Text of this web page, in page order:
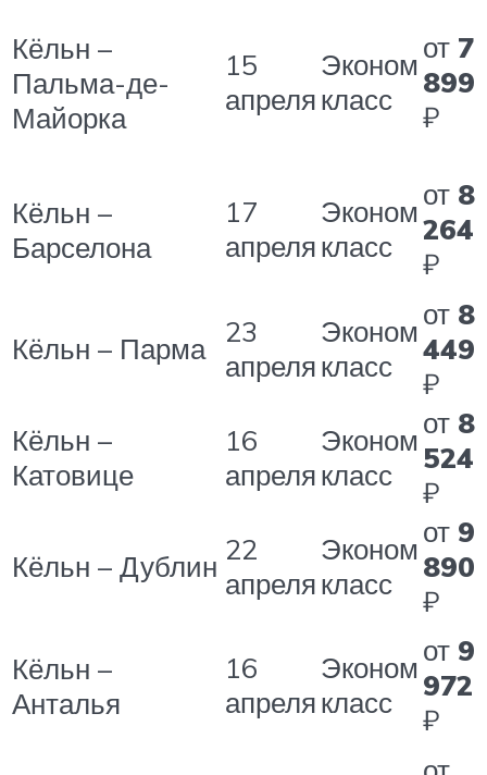
Кёльн –
Пальма-де-
Майорка
15
апреля
Эконом
класс
от 7
899
₽
Кёльн –
Барселона
17
апреля
Эконом
класс
от 8
264
₽
Кёльн – Парма 23
апреля
Эконом
класс
от 8
449
₽
Кёльн –
Катовице
16
апреля
Эконом
класс
от 8
524
₽
Кёльн – Дублин 22
апреля
Эконом
класс
от 9
890
₽
Кёльн –
Анталья
16
апреля
Эконом
класс
от 9
972
₽